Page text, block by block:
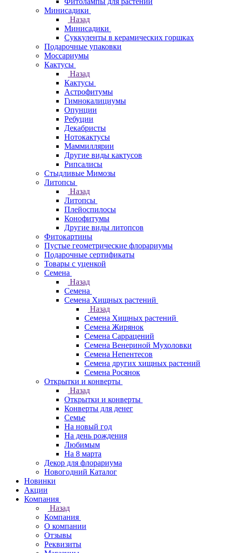
Минисадики
Назад
Минисадики
Суккуленты в керамических горшках
Подарочные упаковки
Моссариумы
Кактусы
Назад
Кактусы
Астрофитумы
Гимнокалициумы
Опунции
Ребуции
Декабристы
Нотокактусы
Маммиллярии
Другие виды кактусов
Рипсалисы
Стыдливые Мимозы
Литопсы
Назад
Литопсы
Плейоспилосы
Конофитумы
Другие виды литопсов
Фитокартины
Пустые геометрические флорариумы
Подарочные сертификаты
Товары с уценкой
Семена
Назад
Семена
Семена Хищных растений
Назад
Семена Хищных растений
Семена Жирянок
Семена Саррацений
Семена Венериной Мухоловки
Семена Непентесов
Семена других хищных растений
Семена Росянок
Открытки и конверты
Назад
Открытки и конверты
Конверты для денег
Семье
На новый год
На день рождения
Любимым
На 8 марта
Декор для флорариума
Новогодний Каталог
Новинки
Акции
Компания
Назад
Компания
О компании
Отзывы
Реквизиты